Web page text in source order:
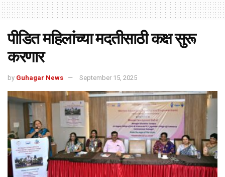
पीडित महिलांच्या मदतीसाठी कक्ष सुरू
करणार
by Guhagar News September 15, 2025